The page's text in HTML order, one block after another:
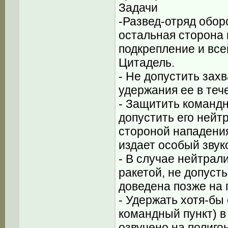
Задачи
-Развед-отряд
остальная
подкрепление и
Цитадель.
- Не допустить
удержания ее в
- Защитить
допустить его
стороной
издает особый
- В случае
ракетой, не
доведена позже на
- Удержать хотя-бы
командный пункт)